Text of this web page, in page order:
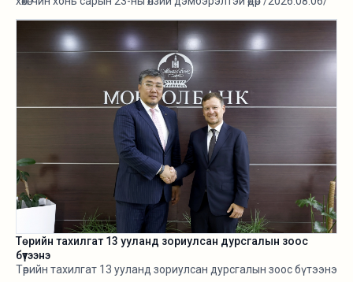
Төрийн тахилгат 13 ууланд зориулсан дурсгалын зоос
бүтээнэ
Төрийн тахилгат 13 ууланд зориулсан дурсгалын зоос бүтээнэ